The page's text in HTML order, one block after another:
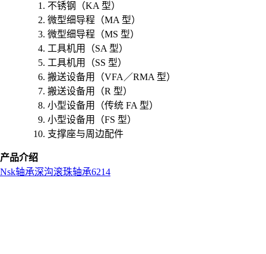
不锈钢（KA 型）
微型细导程（MA 型）
微型细导程（MS 型）
工具机用（SA 型）
工具机用（SS 型）
搬送设备用（VFA／RMA 型）
搬送设备用（R 型）
小型设备用（传统 FA 型）
小型设备用（FS 型）
支撑座与周边配件
产品介绍
Nsk轴承深沟滚珠轴承6214